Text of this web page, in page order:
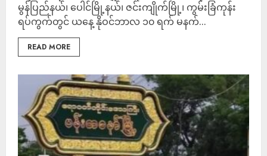
မွန်ပြည်နယ်၊ ပေါင်မြို့နယ်၊ ဇင်းကျိုက်မြို့၊ ကွမ်းခြံကုန်း
ရပ်ကွက်တွင် ယနေ့ နိုဝင်ဘာလ ၁၀ ရက် မနက်...
READ MORE